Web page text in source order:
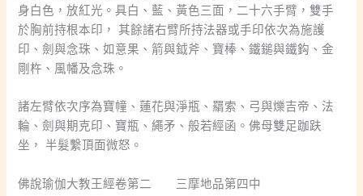
身白色，放紅光。具白、藍、黃色三面，二十六手臂，雙手
於胸前持根本印， 其餘諸右臂所持法器或手印依次為施護
印、劍與念珠、如意果、箭與鉞斧、寶棒、鐵鎚與鐵鈎、金
剛杵、風幡及念珠。
諸左臂依次序為寶幢、蓮花與淨瓶、羂索、弓與爍吉帝、法
輪、劍與期克印、寶瓶、繩矛、般若經函。佛母雙足跏趺
坐， 半髮繫頂面微怒。
佛說瑜伽大教王經卷第二 三摩地品第四中